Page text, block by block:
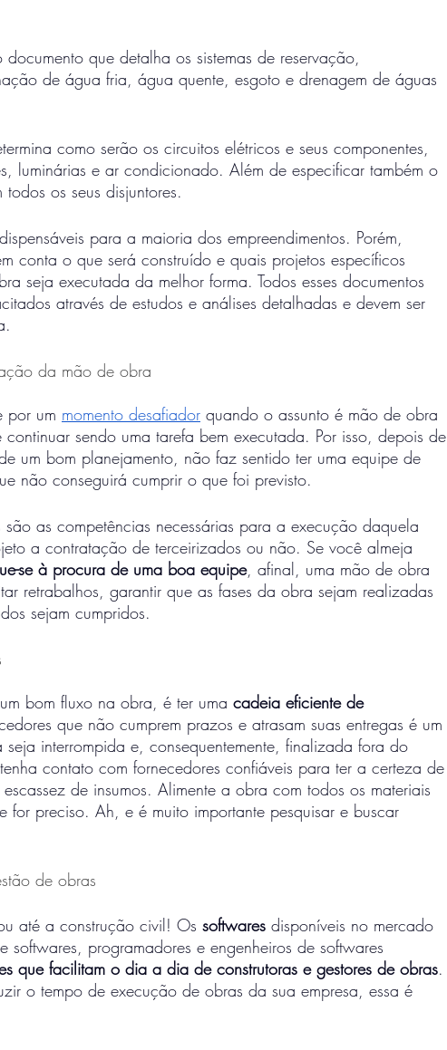
documento que detalha os sistemas de reservação,
de água fria, água quente, esgoto e drenagem de águas
como serão os circuitos elétricos e seus componentes,
luminárias e ar condicionado. Além de especificar também o
os seus disjuntores.
para a maioria dos empreendimentos. Porém,
conta o que será construído e quais projetos específicos
seja executada da melhor forma. Todos esses documentos
através de estudos e análises detalhadas e devem ser
da mão de obra
por um momento desafiador quando o assunto é mão de obra
sendo uma tarefa bem executada. Por isso, depois de
um bom planejamento, não faz sentido ter uma equipe de
não conseguirá cumprir o que foi previsto.
são as competências necessárias para a execução daquela
a contratação de terceirizados ou não. Se você almeja
se à procura de uma boa equipe, afinal, uma mão de obra
retrabalhos, garantir que as fases da obra sejam realizadas
sejam cumpridos.
bom fluxo na obra, é ter uma cadeia eficiente de
que não cumprem prazos e atrasam suas entregas é um
interrompida e, consequentemente, finalizada fora do
contato com fornecedores confiáveis para ter a certeza de
de insumos. Alimente a obra com todos os materiais
for preciso. Ah, e é muito importante pesquisar e buscar
de obras
até a construção civil! Os softwares disponíveis no mercado
softwares, programadores e engenheiros de softwares
que facilitam o dia a dia de construtoras e gestores de obras.
o tempo de execução de obras da sua empresa, essa é